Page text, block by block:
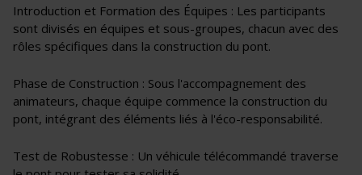
Introduction et Formation des Équipes : Les participants
sont divisés en équipes et sous-groupes, chacun avec des
rôles spécifiques dans la construction du pont.
Phase de Construction : Sous l'accompagnement des
animateurs, chaque équipe commence la construction du
pont, intégrant des éléments liés à l'éco-responsabilité.
Test de Robustesse : Un véhicule télécommandé traverse